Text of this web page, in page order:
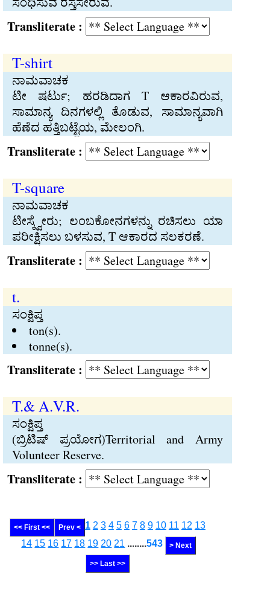
:
T-shirt
ನಾಮವಾಚಕ
ಟೀ ಷರ್ಟು; ಹರಡಿದಾಗ T ಆಕಾರವಿರುವ,
ಸಾಮಾನ್ಯ ದಿನಗಳಲ್ಲಿ ತೊಡುವ, ಸಾಮಾನ್ಯವಾಗಿ
ಹೆಣೆದ ಹತ್ತಿಬಟ್ಟೆಯ, ಮೇಲಂಗಿ.
:
T-square
ನಾಮವಾಚಕ
ಟೀಸ್ಕ್ವೇರು; ಲಂಬಕೋನಗಳನ್ನು ರಚಿಸಲು ಯಾ
ಪರೀಕ್ಷಿಸಲು ಬಳಸುವ, T ಆಕಾರದ ಸಲಕರಣೆ.
:
t.
ಸಂಕ್ಷಿಪ್ತ
ton(s).
tonne(s).
:
T.& A.V.R.
ಸಂಕ್ಷಿಪ್ತ
(ಬ್ರಿಟಿಷ್‍ ಪ್ರಯೋಗ)Territorial and Army
Volunteer Reserve.
:
<< First << Prev < 1 2 3 4 5 6 7 8 9 10 11 12 13
14 15 16 17 18 19 20 21 ........543 > Next
>> Last >>